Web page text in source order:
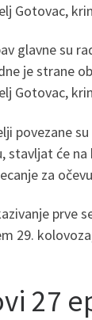
Gotovac,
glavne su
je strane
Gotovac,
povezane
stavljat će
za
prve
29.
27